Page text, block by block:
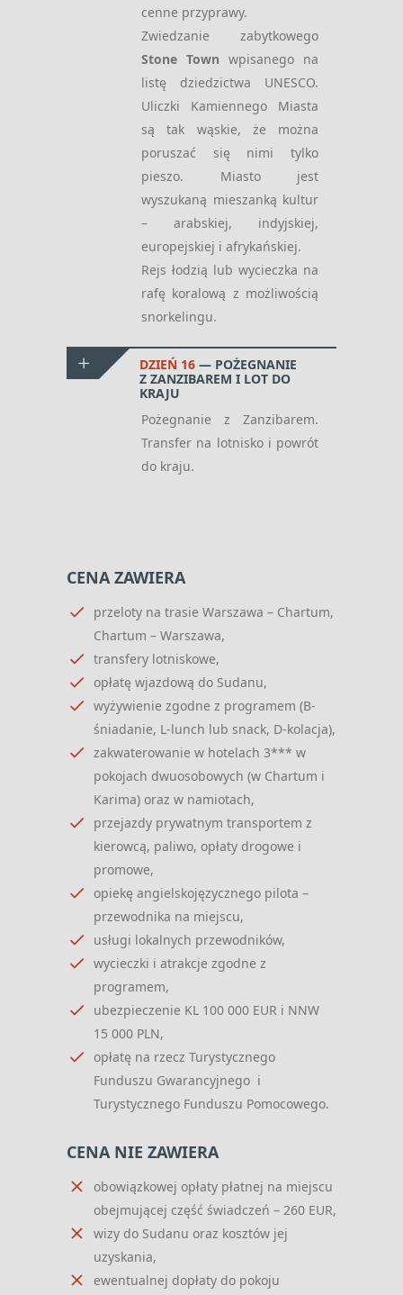
cenne przyprawy.
Zwiedzanie zabytkowego
Stone Town wpisanego na
listę dziedzictwa UNESCO.
Uliczki Kamiennego Miasta
są tak wąskie, że można
poruszać się nimi tylko
pieszo. Miasto jest
wyszukaną mieszanką kultur
– arabskiej, indyjskiej,
europejskiej i afrykańskiej.
Rejs łodzią lub wycieczka na
rafę koralową z możliwością
snorkelingu.
DZIEŃ 16
POŻEGNANIE
Z ZANZIBAREM I LOT DO
KRAJU
Pożegnanie z Zanzibarem.
Transfer na lotnisko i powrót
do kraju.
CENA ZAWIERA
przeloty na trasie Warszawa – Chartum,
Chartum – Warszawa,
transfery lotniskowe,
opłatę wjazdową do Sudanu,
wyżywienie zgodne z programem (B-
śniadanie, L-lunch lub snack, D-kolacja),
zakwaterowanie w hotelach 3*** w
pokojach dwuosobowych (w Chartum i
Karima) oraz w namiotach,
przejazdy prywatnym transportem z
kierowcą, paliwo, opłaty drogowe i
promowe,
opiekę angielskojęzycznego pilota –
przewodnika na miejscu,
usługi lokalnych przewodników,
wycieczki i atrakcje zgodne z
programem,
ubezpieczenie KL 100 000 EUR i NNW
15 000 PLN,
opłatę na rzecz Turystycznego
Funduszu Gwarancyjnego i
Turystycznego Funduszu Pomocowego.
CENA NIE ZAWIERA
obowiązkowej opłaty płatnej na miejscu
obejmującej część świadczeń – 260 EUR,
wizy do Sudanu oraz kosztów jej
uzyskania,
ewentualnej dopłaty do pokoju